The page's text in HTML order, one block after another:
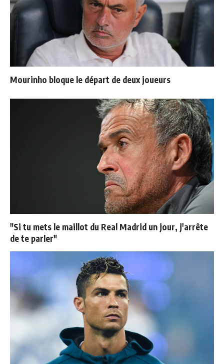
Mourinho bloque le départ de deux joueurs
"Si tu mets le maillot du Real Madrid un jour, j'arrête
de te parler"